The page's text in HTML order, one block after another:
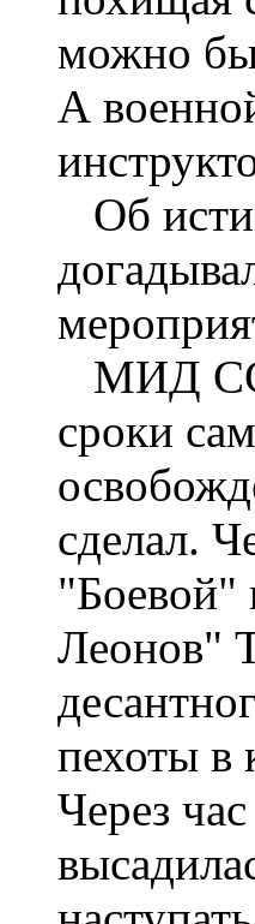
можно
А
Об
МИД
сроки
сделал.
"Боевой"
Леонов"
пехоты в
Через